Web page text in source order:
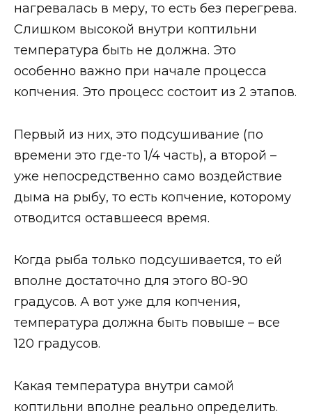
нагревалась в меру, то есть без перегрева.
Слишком высокой внутри коптильни
температура быть не должна. Это
особенно важно при начале процесса
копчения. Это процесс состоит из 2 этапов.
Первый из них, это подсушивание (по
времени это где-то 1/4 часть), а второй –
уже непосредственно само воздействие
дыма на рыбу, то есть копчение, которому
отводится оставшееся время.
Когда рыба только подсушивается, то ей
вполне достаточно для этого 80-90
градусов. А вот уже для копчения,
температура должна быть повыше – все
120 градусов.
Какая температура внутри самой
коптильни вполне реально определить.